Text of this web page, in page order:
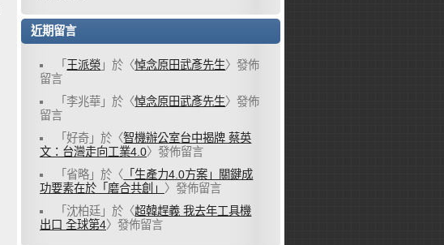
近期留言
「 王派榮 」於〈悼念原田武彥先生〉發佈
留言
「李兆華 」於〈悼念原田武彥先生〉發佈
留言
「好奇 」於〈智機辦公室台中揭牌 蔡英
文：台灣走向工業4.0〉發佈留言
「 省略 」於〈 「生產力4.0方案」關鍵成
功要素在於「磨合共創」 〉發佈留言
「 沈柏廷 」於〈超韓趕義 我去年工具機
出口 全球第4〉發佈留言